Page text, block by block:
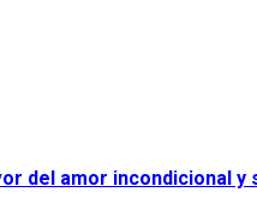
del amor incondicional y